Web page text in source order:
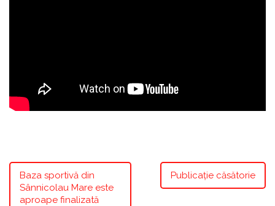
Baza sportivă din
Sânnicolau Mare este
aproape finalizată
Publicație căsătorie